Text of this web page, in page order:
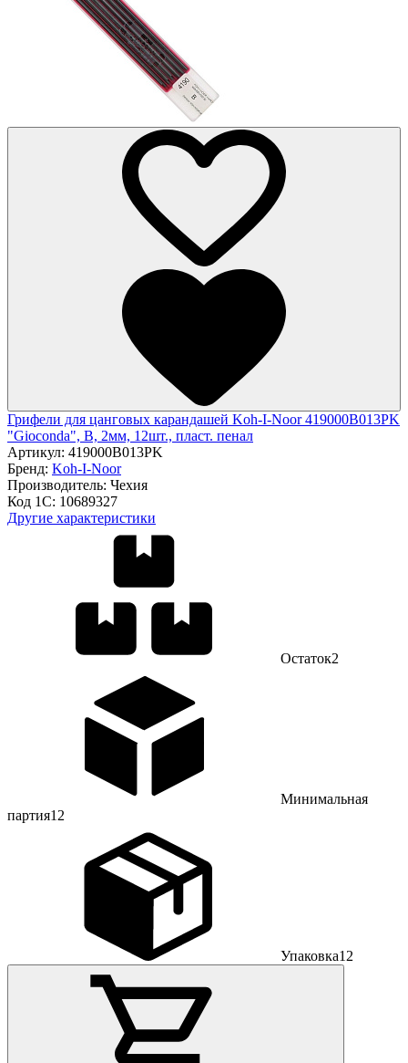
Грифели для цанговых карандашей Koh-I-Noor 419000B013PK
"Gioconda", B, 2мм, 12шт., пласт. пенал
Артикул: 419000B013PK
Бренд: Koh-I-Noor
Производитель: Чехия
Код 1С: 10689327
Другие характеристики
Остаток2
Минимальная
партия12
Упаковка12